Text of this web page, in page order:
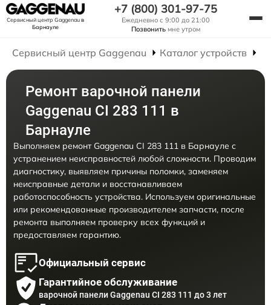
Сервисный центр Gaggenauв
Барнауле
+7 (800) 301-97-75
Ежедневно с 9:00 до 21:00
Позвонить мне утром
Сервисный центр Gaggenau Каталог устройств
Ремонт варочной панели
Gaggenau CI 283 111 в
Барнауле
Выполняем ремонт Gaggenau CI 283 111 в Барнауле с
устранением неисправностей любой сложности. Проводим
диагностику, выявляем причины поломки, заменяем
неисправные детали и восстанавливаем
работоспособность устройства. Используем оригинальные
или рекомендованные производителем запчасти, после
ремонта выполняем проверку всех функций и
предоставляем гарантию.
Официальный сервис
Гарантийное обслуживание
варочной панели Gaggenau CI 283 111 до 3 лет